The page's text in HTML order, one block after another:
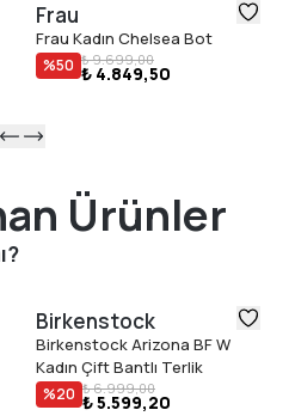
Frau
Frau Kadın Chelsea Bot
%50 ₺ 9.699,00
₺ 4.849,50
Ürünler
Birkenstock
Birkenstock Arizona BF W
Kadın Çift Bantlı Terlik
%20 ₺ 6.999,00
₺ 5.599,20